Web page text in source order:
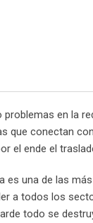
en la
que conectan
el ende el
es una de las
a todos los
todo se